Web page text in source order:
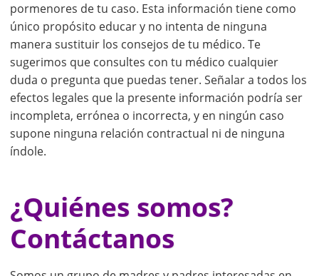
pormenores de tu caso. Esta información tiene como
único propósito educar y no intenta de ninguna
manera sustituir los consejos de tu médico. Te
sugerimos que consultes con tu médico cualquier
duda o pregunta que puedas tener. Señalar a todos los
efectos legales que la presente información podría ser
incompleta, errónea o incorrecta, y en ningún caso
supone ninguna relación contractual ni de ninguna
índole.
¿Quiénes somos?
Contáctanos